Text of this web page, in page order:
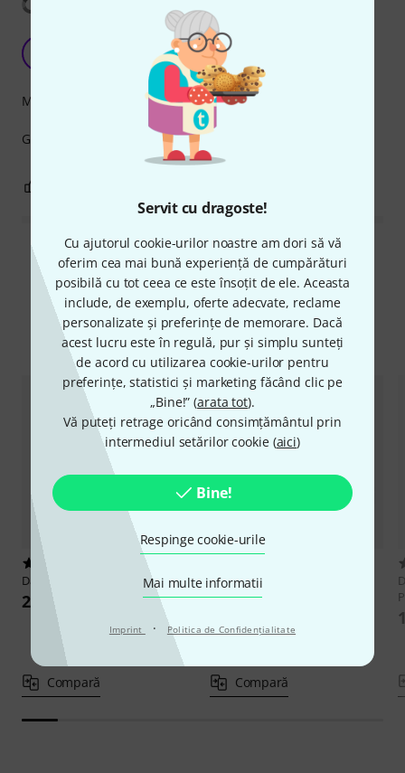
Servit cu dragoste!
Cu ajutorul cookie-urilor noastre am dori să vă
oferim cea mai bună experiență de cumpărături
posibilă cu tot ceea ce este însoțit de ele. Aceasta
include, de exemplu, oferte adecvate, reclame
personalizate și preferințe de memorare. Dacă
acest lucru este în regulă, pur și simplu sunteți
de acord cu utilizarea cookie-urilor pentru
preferințe, statistici și marketing făcând clic pe
„Bine!” (arata tot).
Vă puteți retrage oricând consimțământul prin
intermediul setărilor cookie (aici)
Bine!
Respinge cookie-urile
Mai multe informatii
Imprint · Politica de Confidenţialitate
Dannyboom 06.10.2025
Great product, does exactly what it says it does👌👌
Măiestrie
Citește toate recenziile
Compară opțiunile
Daddario PW-XPNDADC-01
248 lei
Compară
DaddarioPW-XPNDDIYPP-01
305 lei
Compară